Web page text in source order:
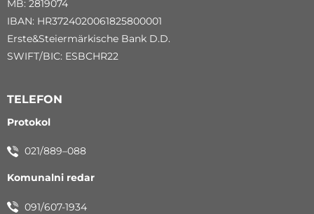
MB: 2819074
IBAN: HR3724020061825800001
Erste&Steiermärkische Bank D.D.
SWIFT/BIC: ESBCHR22
TELEFON
Protokol
021/889–088
Komunalni redar
091/607-1934